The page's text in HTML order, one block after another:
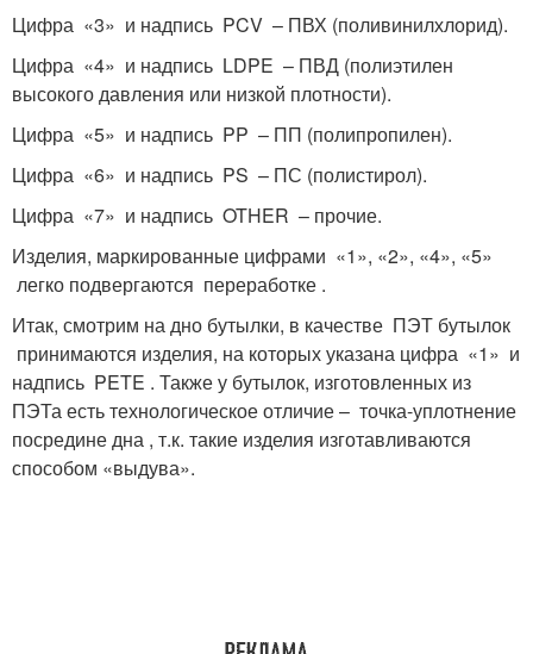
Цифра «3» и надпись PCV – ПВХ (поливинилхлорид).
Цифра «4» и надпись LDPE – ПВД (полиэтилен
высокого давления или низкой плотности).
Цифра «5» и надпись PP – ПП (полипропилен).
Цифра «6» и надпись PS – ПС (полистирол).
Цифра «7» и надпись OTHER – прочие.
Изделия, маркированные цифрами «1», «2», «4», «5»
легко подвергаются переработке .
Итак, смотрим на дно бутылки, в качестве ПЭТ бутылок
принимаются изделия, на которых указана цифра «1» и
надпись PETE . Также у бутылок, изготовленных из
ПЭТа есть технологическое отличие – точка-уплотнение
посредине дна , т.к. такие изделия изготавливаются
способом «выдува».